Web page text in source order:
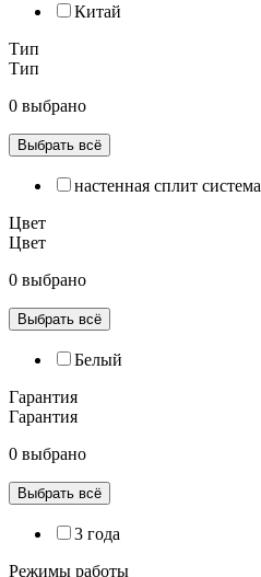
Китай
Тип
Тип
0 выбрано
Выбрать всё
настенная сплит система
Цвет
Цвет
0 выбрано
Выбрать всё
Белый
Гарантия
Гарантия
0 выбрано
Выбрать всё
3 года
Режимы работы